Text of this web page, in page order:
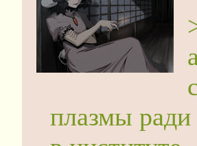
плазмы ради